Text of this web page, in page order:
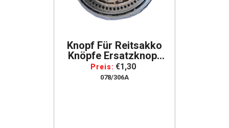
Knopf Für Reitsakko
Knöpfe Ersatzknopf
Silberfarben Klein 14
Mm Stück
Preis: €1,30
078/306A